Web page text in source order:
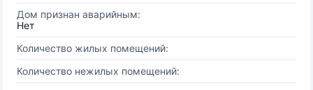
Дом признан аварийным:
Нет
Количество жилых помещений:
Количество нежилых помещений: